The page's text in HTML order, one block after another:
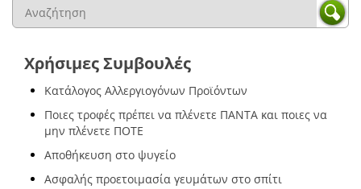
Χρήσιμες Συμβουλές
Κατάλογος Αλλεργιογόνων Προϊόντων
Ποιες τροφές πρέπει να πλένετε ΠΑΝΤΑ και ποιες να
μην πλένετε ΠΟΤΕ
Αποθήκευση στο ψυγείο
Ασφαλής προετοιμασία γευμάτων στο σπίτι